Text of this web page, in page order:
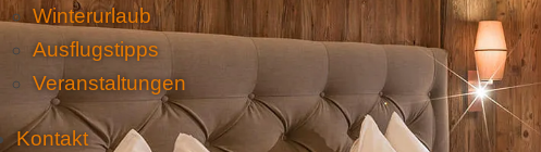
Winterurlaub
Ausflugstipps
Veranstaltungen
Kontakt